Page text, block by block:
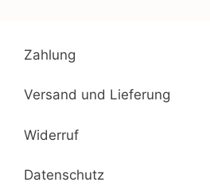
Zahlung
Versand und Lieferung
Widerruf
Datenschutz